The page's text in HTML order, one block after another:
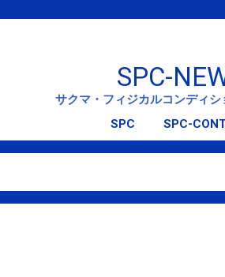
スキップしてメイン コン
SPC-
サクマ・フィジカルコンディシ
SPC
SPC-